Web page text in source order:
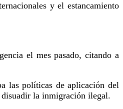
y el estancamiento
el mes pasado, citando a
las políticas de aplicación del
disuadir la inmigración ilegal.